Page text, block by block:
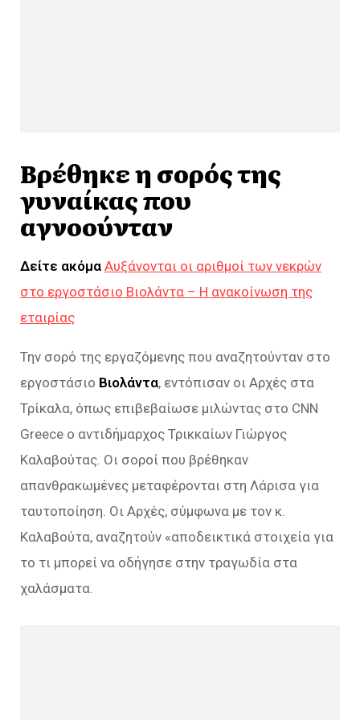
Βρέθηκε η σορός της
γυναίκας που
αγνοούνταν
Δείτε ακόμα Αυξάνονται οι αριθμοί των νεκρών
στο εργοστάσιο Βιολάντα – Η ανακοίνωση της
εταιρίας
Την σορό της εργαζόμενης που αναζητούνταν στο
εργοστάσιο Βιολάντα, εντόπισαν οι Αρχές στα
Τρίκαλα, όπως επιβεβαίωσε μιλώντας στο CNN
Greece ο αντιδήμαρχος Τρικκαίων Γιώργος
Καλαβούτας. Οι σοροί που βρέθηκαν
απανθρακωμένες μεταφέρονται στη Λάρισα για
ταυτοποίηση. Οι Αρχές, σύμφωνα με τον κ.
Καλαβούτα, αναζητούν «αποδεικτικά στοιχεία για
το τι μπορεί να οδήγησε στην τραγωδία στα
χαλάσματα.